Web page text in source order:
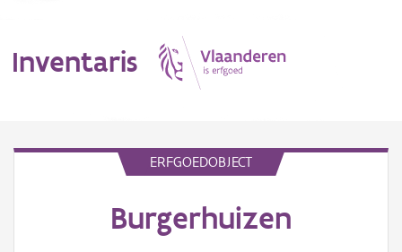
Inventaris
ERFGOEDOBJECT
Burgerhuizen